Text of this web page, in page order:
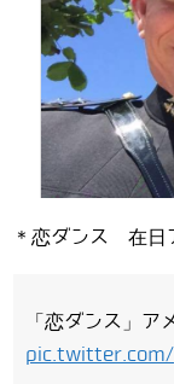
＊恋ダンス 在日
「恋ダンス」ア
pic.twitter.com/